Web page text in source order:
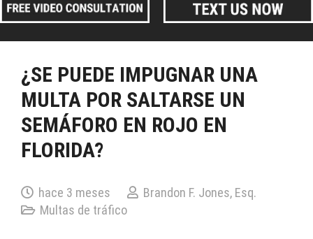
¿SE PUEDE IMPUGNAR UNA
MULTA POR SALTARSE UN
SEMÁFORO EN ROJO EN
FLORIDA?
hace 3 meses
Brandon F. Jones, Esq.
Multas de tráfico